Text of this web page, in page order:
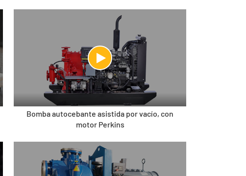
Bomba autocebante asistida por vacío, con
motor Perkins